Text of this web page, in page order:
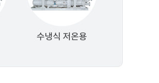
수냉식 저온용